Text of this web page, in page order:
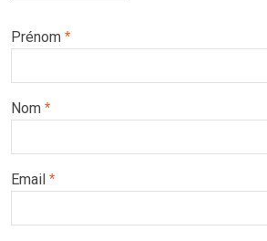
Prénom *
Nom *
Email *